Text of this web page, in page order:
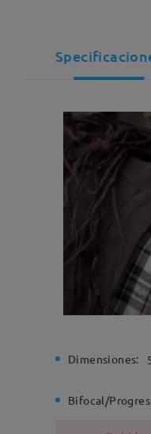
Dimensiones:
Bifocal/